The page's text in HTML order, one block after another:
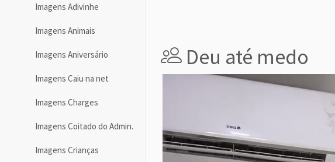
Imagens Adivinhe
Imagens Animais
Imagens Aniversário
Imagens Caiu na net
Imagens Charges
Imagens Coitado do Admin.
Imagens Crianças
Deu até medo